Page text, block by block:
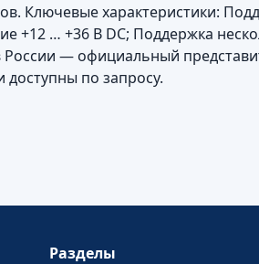
Ключевые характеристики:
… +36 В DC; Поддержка
России — официальный
по запросу.
Разделы